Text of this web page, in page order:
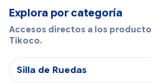
Explora por categoría
Accesos directos a los
Tikoco.
Silla de Ruedas